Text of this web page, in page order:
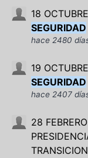
18
SEGURIDAD
hace 2480
19
SEGURIDAD
hace 2407
28